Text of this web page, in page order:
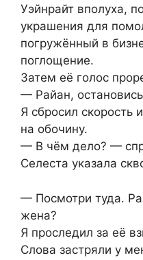
Уэйнрайт вполуха,
украшения для
погружённый в
поглощение.
Затем её голос
— Райан,
Я сбросил скорость
на обочину.
— В чём дело? —
Селеста указала
— Посмотри туда.
жена?
Я проследил за её
Слова застряли у